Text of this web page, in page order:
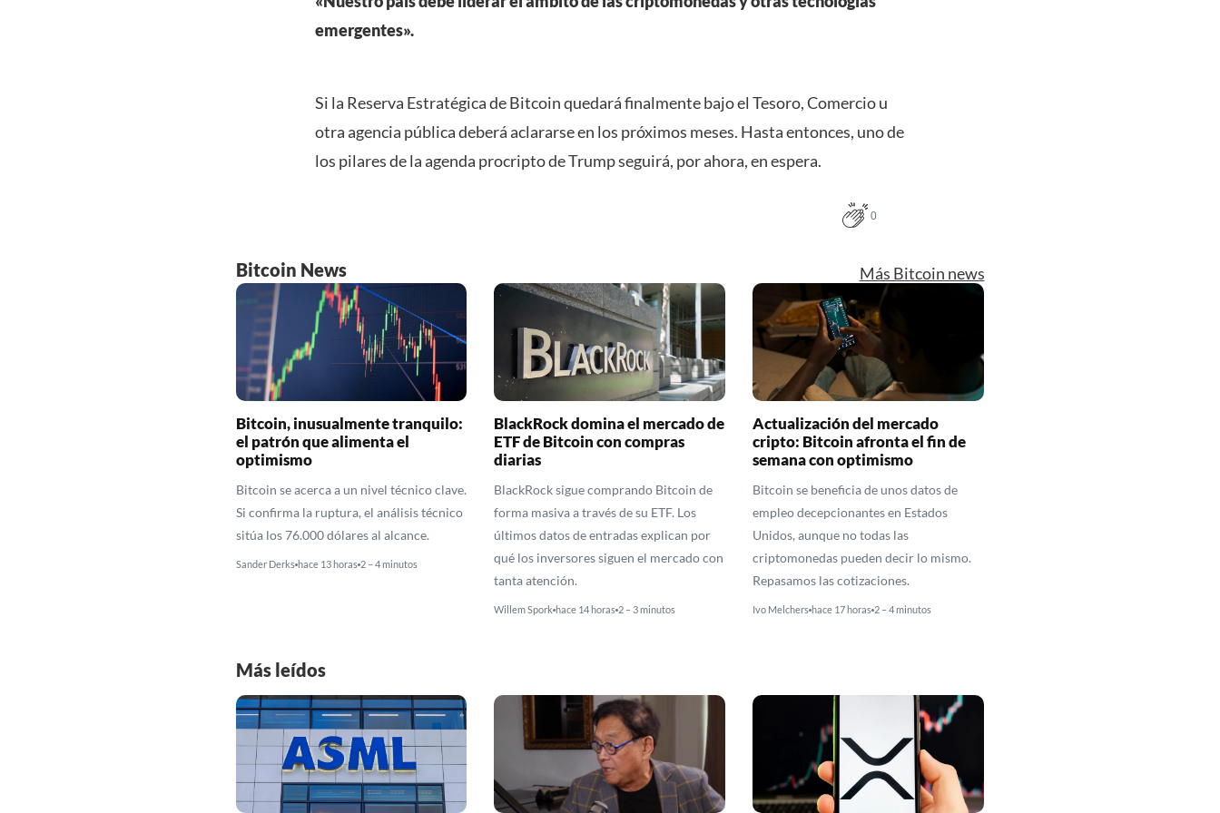
emergentes».
Si la Reserva Estratégica de Bitcoin quedará finalmente bajo el Tesoro, Comercio u
otra agencia pública deberá aclararse en los próximos meses. Hasta entonces, uno de
los pilares de la agenda procripto de Trump seguirá, por ahora, en espera.
0
Bitcoin News Más Bitcoin news
Bitcoin, inusualmente tranquilo:
el patrón que alimenta el
optimismo
Bitcoin se acerca a un nivel técnico clave.
Si confirma la ruptura, el análisis técnico
sitúa los 76.000 dólares al alcance.
Sander Derks hace 13 horas 2 – 4 minutos
BlackRock domina el mercado de
ETF de Bitcoin con compras
diarias
BlackRock sigue comprando Bitcoin de
forma masiva a través de su ETF. Los
últimos datos de entradas explican por
qué los inversores siguen el mercado con
tanta atención.
Willem Spork hace 14 horas 2 – 3 minutos
Actualización del mercado
cripto: Bitcoin afronta el fin de
semana con optimismo
Bitcoin se beneficia de unos datos de
empleo decepcionantes en Estados
Unidos, aunque no todas las
criptomonedas pueden decir lo mismo.
Repasamos las cotizaciones.
Ivo Melchers hace 17 horas 2 – 4 minutos
Más leídos